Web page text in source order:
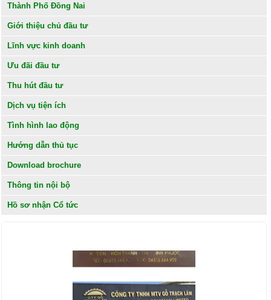
Thành Phố Đồng Nai
Giới thiệu chủ đầu tư
Lĩnh vực kinh doanh
Ưu đãi đầu tư
Thu hút đầu tư
Dịch vụ tiện ích
Tình hình lao động
Hướng dẫn thủ tục
Download brochure
Thông tin nội bộ
Hồ sơ nhận Cổ tức